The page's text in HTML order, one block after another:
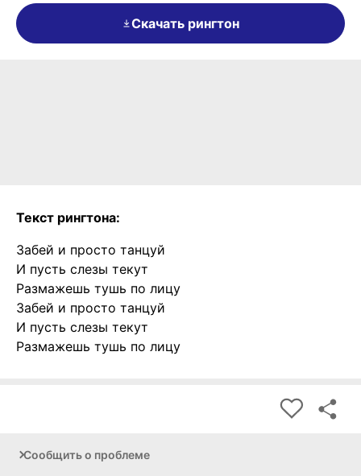
Скачать рингтон
Текст рингтона:
Забей и просто танцуй
И пусть слезы текут
Размажешь тушь по лицу
Забей и просто танцуй
И пусть слезы текут
Размажешь тушь по лицу
Сообщить о проблеме